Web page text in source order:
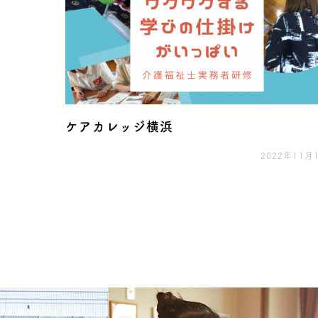
ケアカレッジ横浜
2022年11月